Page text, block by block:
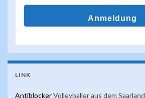
LINK
AntiblockerVolleyballer aus dem Saarland